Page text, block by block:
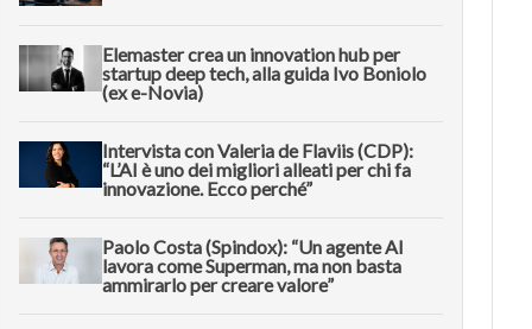
Elemaster crea un innovation hub per
startup deep tech, alla guida Ivo Boniolo
(ex e-Novia)
Intervista con Valeria de Flaviis (CDP):
“L’AI è uno dei migliori alleati per chi fa
innovazione. Ecco perché”
Paolo Costa (Spindox): “Un agente AI
lavora come Superman, ma non basta
ammirarlo per creare valore”